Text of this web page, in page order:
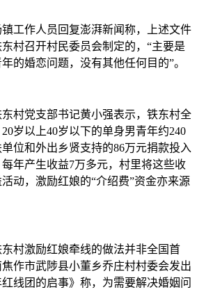
工作人员回复澎湃新闻称，上述文件
村召开村民委员会制定的，“主要是
的婚恋问题，没有其他任何目的”。
村党支部书记黄小强表示，铁东村全
岁以上40岁以下的单身男青年约240
位和外出乡贤支持的86万元捐款投入
年产生收益7万多元，村里将这些收
动，激励红娘的“介绍费”资金亦来源
村激励红娘牵线的做法并非全国首
作市武陟县小董乡乔庄村村委会发出
红线团的启事》称，为需要解决婚姻问